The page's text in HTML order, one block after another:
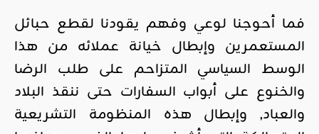
فما أحوجنا لوعي وفهم يقودنا لقطع حبائل
المستعمرين وإبطال خيانة عملائه من هذا
الوسط السياسي المتزاحم على طلب الرضا
والخنوع على أبواب السفارات حتى ننقذ البلاد
والعباد, وإبطال هذه المنظومة التشريعية